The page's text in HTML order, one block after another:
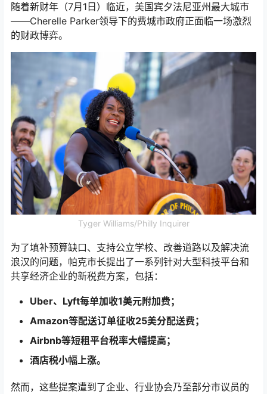
随着新财年（7月1日）临近，美国宾夕法尼亚州最大城市
——Cherelle Parker领导下的费城市政府正面临一场激烈
的财政博弈。
Tyger Williams/Philly Inquirer
为了填补预算缺口、支持公立学校、改善道路以及解决流
浪汉的问题，帕克市长提出了一系列针对大型科技平台和
共享经济企业的新税费方案，包括：
Uber、Lyft每单加收1美元附加费；
Amazon等配送订单征收25美分配送费；
Airbnb等短租平台税率大幅提高；
酒店税小幅上涨。
然而，这些提案遭到了企业、行业协会乃至部分市议员的